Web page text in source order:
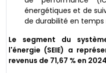
énergétiques et de
de durabilité en temps
Le segment du
l'énergie (SEIE) a
revenus de 71,67 % en